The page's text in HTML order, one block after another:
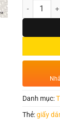
Số lượng
Danh mục:
Thẻ:giấy